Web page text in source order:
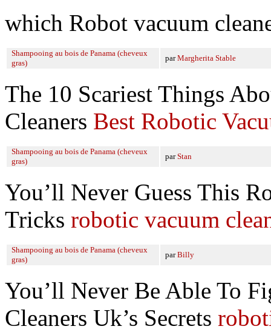
which Robot vacuum
Shampooing au bois de Panama (cheveux
gras)
parMargherita Stable
The 10 Scariest Things
Cleaners Best Robotic
Shampooing au bois de Panama (cheveux
gras)
parStan
You’ll Never Guess This
Tricks robotic vacuum
Shampooing au bois de Panama (cheveux
gras)
parBilly
You’ll Never Be Able To
Cleaners Uk’s Secrets